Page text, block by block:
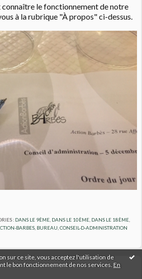
sur ce site, vous acceptez l'utilisation de
le bon fonctionnement de nos services. En
connaître le fonctionnement de notre
à la rubrique "À propos" ci-dessus.
: DANS LE 9ÈME, DANS LE 10ÈME, DANS LE 18ÈME,
BARBES BUREAU ,CONSEIL-D-ADMINISTRATION